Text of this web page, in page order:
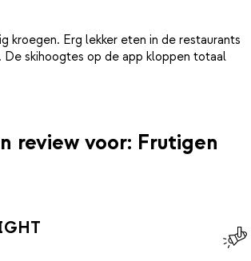
kroegen. Erg lekker eten in de restaurants
De skihoogtes op de app kloppen totaal
review voor: Frutigen